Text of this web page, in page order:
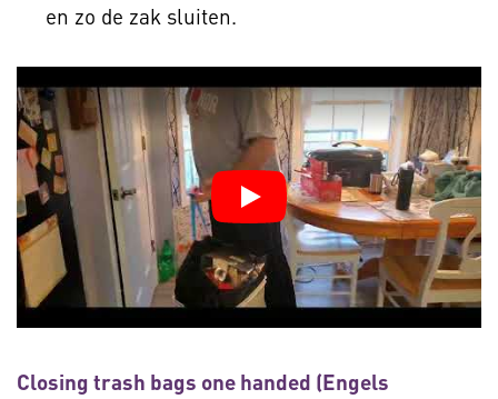
en zo de zak sluiten.
Closing trash bags one handed (Engels